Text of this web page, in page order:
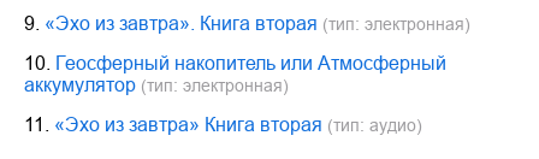
9. «Эхо из завтра». Книга вторая (тип: электронная)
10. Геосферный накопитель или Атмосферный
аккумулятор (тип: электронная)
11. «Эхо из завтра» Книга вторая (тип: аудио)